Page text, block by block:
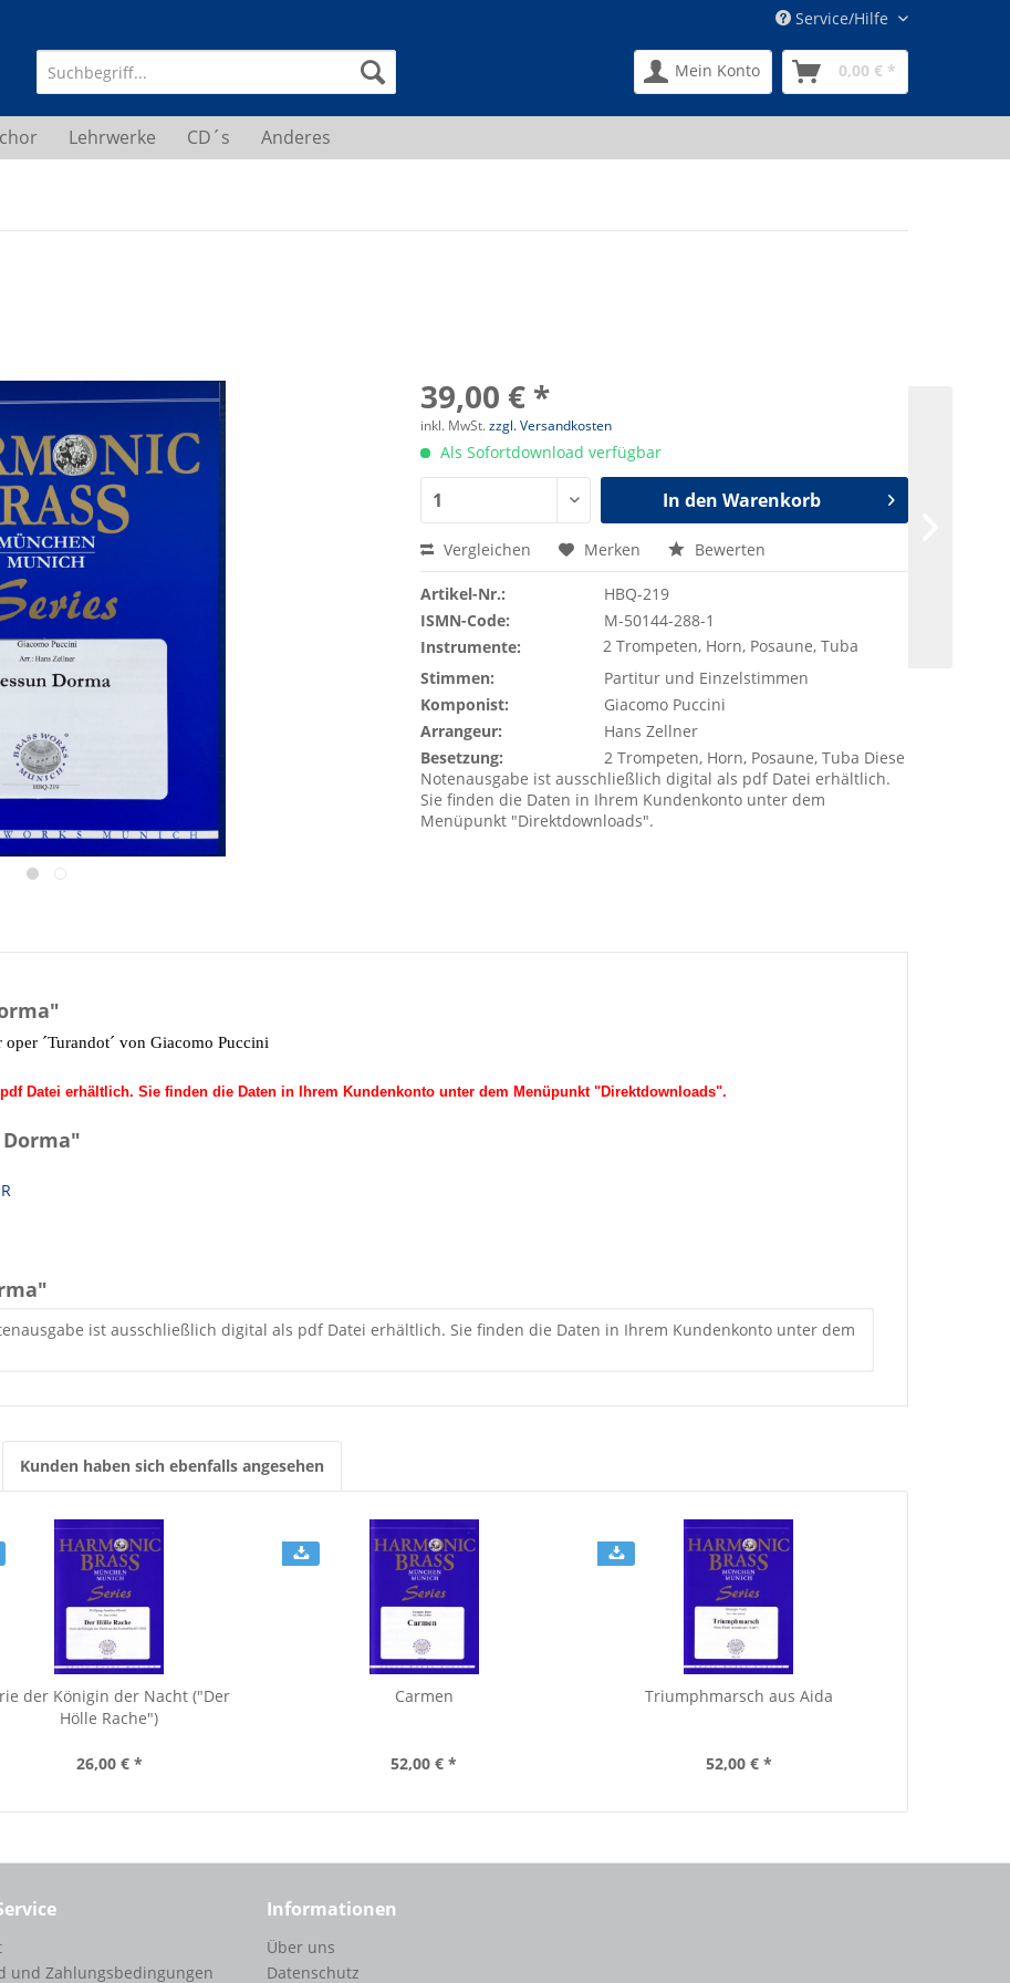
Service/Hilfe
Mein Konto 0,00 € *
Lehrwerke CD´s Anderes
39,00 € *
inkl. MwSt.zzgl. Versandkosten
Als Sofortdownload verfügbar
In den Warenkorb
Vergleichen Merken Bewerten
Artikel-Nr.:
HBQ-219
ISMN-Code:
M-50144-288-1
Instrumente:
2 Trompeten, Horn, Posaune, Tuba
Stimmen:
Partitur und Einzelstimmen
Komponist:
Giacomo Puccini
Arrangeur:
Hans Zellner
Besetzung:
2 Trompeten, Horn, Posaune, Tuba Diese
Notenausgabe ist ausschließlich digital als pdf Datei erhältlich.
Sie finden die Daten in Ihrem Kundenkonto unter dem
Menüpunkt "Direktdownloads".
oper ´Turandot´ von Giacomo Puccini
Datei erhältlich. Sie finden die Daten in Ihrem Kundenkonto unter dem Menüpunkt "Direktdownloads".
ist ausschließlich digital als pdf Datei erhältlich. Sie finden die Daten in Ihrem Kundenkonto unter dem
Kunden haben sich ebenfalls angesehen
der Königin der Nacht ("Der
Hölle Rache")
26,00 € *
Carmen
52,00 € *
Triumphmarsch aus Aida
52,00 € *
und Zahlungsbedingungen
Informationen
Über uns
Datenschutz